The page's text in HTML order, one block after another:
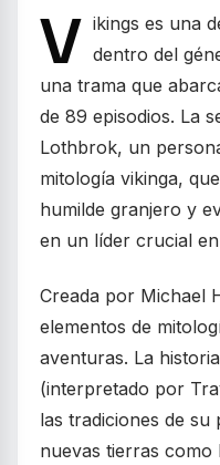
V ikings es una
dentro del
una trama que
de 89 episodios. La
Lothbrok, un
mitología vikinga,
humilde granjero y
en un líder crucial
Creada por Michael
elementos de
aventuras. La
(interpretado por
las tradiciones de
nuevas tierras